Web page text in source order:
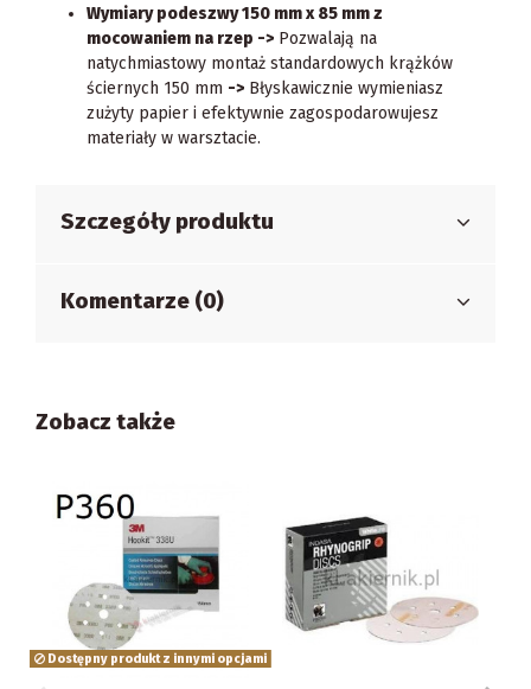
Wymiary podeszwy 150 mm x 85 mm z
mocowaniem na rzep -> Pozwalają na
natychmiastowy montaż standardowych krążków
ściernych 150 mm -> Błyskawicznie wymieniasz
zużyty papier i efektywnie zagospodarowujesz
materiały w warsztacie.
Szczegóły produktu
Komentarze (0)
Zobacz także
Dostępny produkt z innymi opcjami